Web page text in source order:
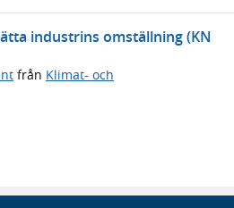
industrins omställning (KN
från Klimat- och